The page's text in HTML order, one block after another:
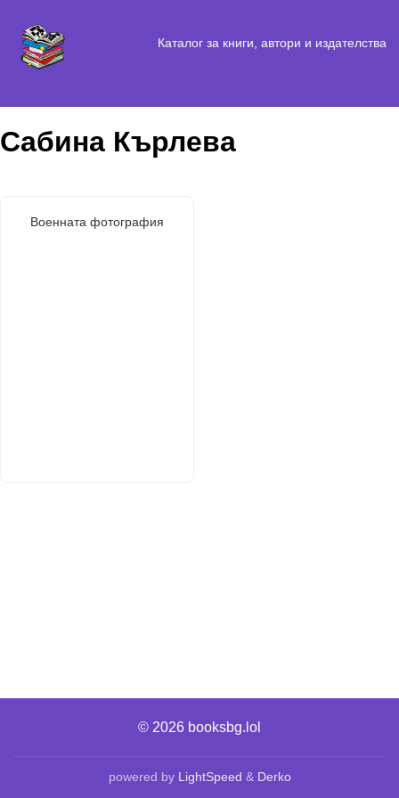
Каталог за книги, автори и издателства
Сабина Кърлева
Военната фотография
© 2026 booksbg.lol
powered by LightSpeed & Derko